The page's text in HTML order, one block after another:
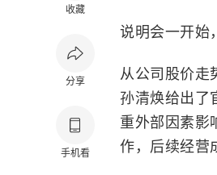
收藏
分享
手机看
说明会一开始
从公司股价走
孙清焕给出了
重外部因素影
作，后续经营